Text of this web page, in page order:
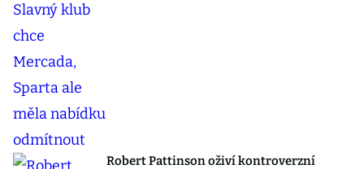
Robert Pattinson oživí kontroverzní